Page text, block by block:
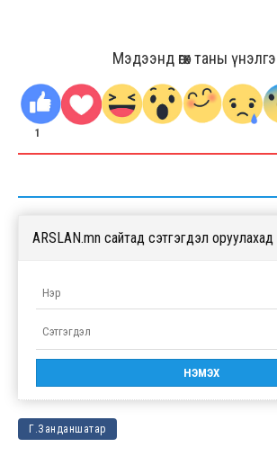
Мэдээнд өгөх таны
1
ARSLAN.mn сайтад сэтгэгдэл оруулахад
Г.Занданшатар